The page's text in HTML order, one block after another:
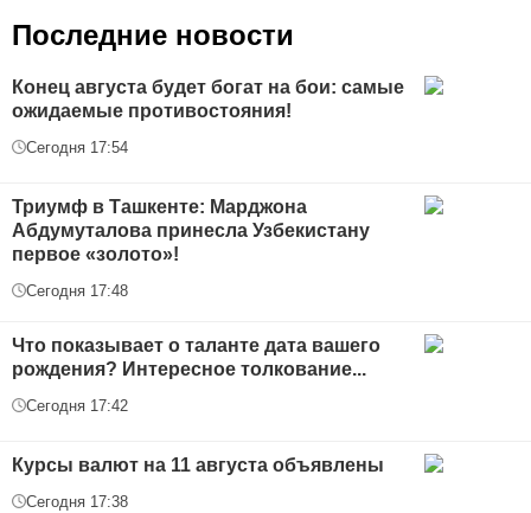
Последние новости
Конец августа будет богат на бои: самые
ожидаемые противостояния!
Сегодня 17:54
Триумф в Ташкенте: Марджона
Абдумуталова принесла Узбекистану
первое «золото»!
Сегодня 17:48
Что показывает о таланте дата вашего
рождения? Интересное толкование...
Сегодня 17:42
Курсы валют на 11 августа объявлены
Сегодня 17:38